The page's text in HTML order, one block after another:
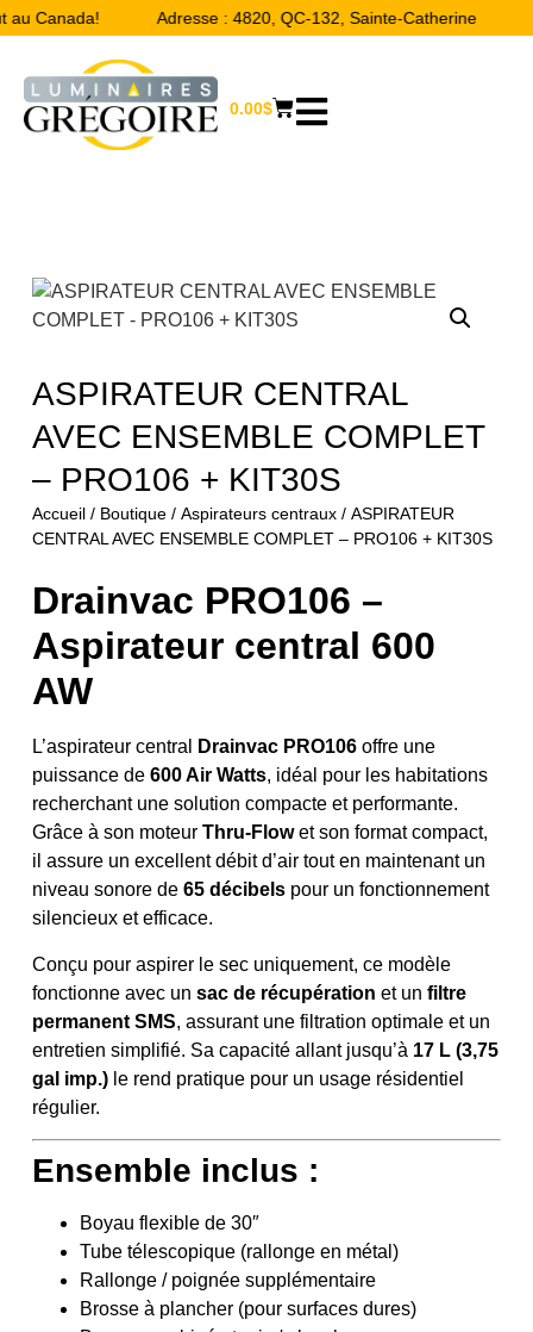
Canada! Adresse : 4820, QC-132, Sainte-Catherine
0.00$
ASPIRATEUR CENTRAL
AVEC ENSEMBLE COMPLET
– PRO106 + KIT30S
Accueil/ Boutique/ Aspirateurs centraux/ ASPIRATEUR
CENTRAL AVEC ENSEMBLE COMPLET – PRO106 + KIT30S
Drainvac PRO106 –
Aspirateur central 600
AW
L’aspirateur central Drainvac PRO106offre une
puissance de 600 Air Watts, idéal pour les habitations
recherchant une solution compacte et performante.
Grâce à son moteur Thru-Flowet son format compact,
il assure un excellent débit d’air tout en maintenant un
niveau sonore de 65 décibelspour un fonctionnement
silencieux et efficace.
Conçu pour aspirer le sec uniquement, ce modèle
fonctionne avec un sac de récupération et un filtre
permanent SMS, assurant une filtration optimale et un
entretien simplifié. Sa capacité allant jusqu’à 17 L (3,75
gal imp.)le rend pratique pour un usage résidentiel
régulier.
Ensemble inclus :
Boyau flexible de 30″
Tube télescopique (rallonge en métal)
Rallonge / poignée supplémentaire
Brosse à plancher (pour surfaces dures)